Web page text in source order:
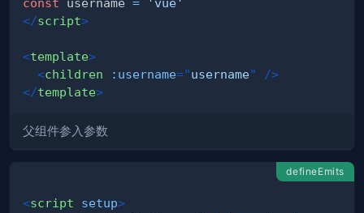
const username =
'vue'
</script>
<template>
<children :username="username"
/>
</template>
父组件参入参数
defineEmits
<script setup>